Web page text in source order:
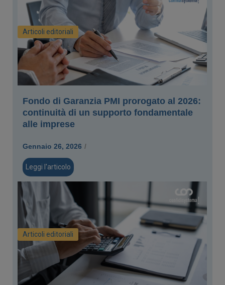
Articoli editoriali
Fondo di Garanzia PMI prorogato al 2026:
continuità di un supporto fondamentale
alle imprese
Gennaio 26, 2026 /
Leggi l'articolo
Articoli editoriali